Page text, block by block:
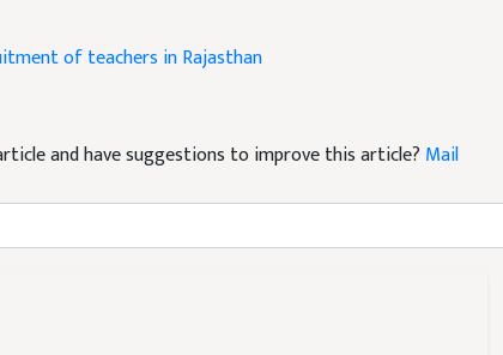
and have suggestions to improve this article?